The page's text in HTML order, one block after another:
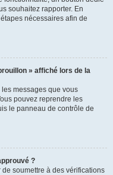
souhaitez rapporter. En
nécessaires afin de
» affiché lors de la
les messages que vous
pouvez reprendre les
le panneau de contrôle de
?
soumettre à des vérifications